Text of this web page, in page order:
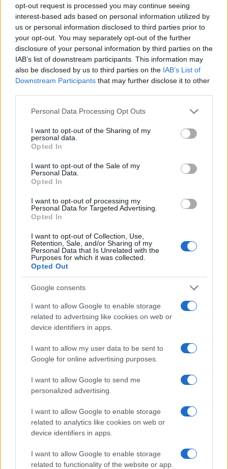
opt-out request is processed you may continue seeing
interest-based ads based on personal information utilized by
us or personal information disclosed to third parties prior to
your opt-out. You may separately opt-out of the further
disclosure of your personal information by third parties on the
IAB’s list of downstream participants. This information may
also be disclosed by us to third parties on the IAB’s List of
Downstream Participants that may further disclose it to other
Please note that this website/app uses one or more Google
not limited to your visit or usage behaviour. You may click to
grant or deny consent to Google and its third-party tags to
use your data for below specified purposes in below Google
consent section.
Personal Data Processing Opt Outs
I want to opt-out of the Sharing of my
personal data.
Opted In
I want to opt-out of the Sale of my
Personal Data.
Opted In
I want to opt-out of processing my
Personal Data for Targeted Advertising.
Opted In
I want to opt-out of Collection, Use,
Retention, Sale, and/or Sharing of my
Personal Data that Is Unrelated with the
Purposes for which it was collected.
Opted Out
Google consents
I want to allow Google to enable storage
related to advertising like cookies on web or
device identifiers in apps.
I want to allow my user data to be sent to
Google for online advertising purposes.
I want to allow Google to send me
personalized advertising.
I want to allow Google to enable storage
related to analytics like cookies on web or
device identifiers in apps.
I want to allow Google to enable storage
related to functionality of the website or app.
Continua a leggere
l’estate al cinema
Alessandro Tassinari · 5 Ago 2026
FUORI PORTA